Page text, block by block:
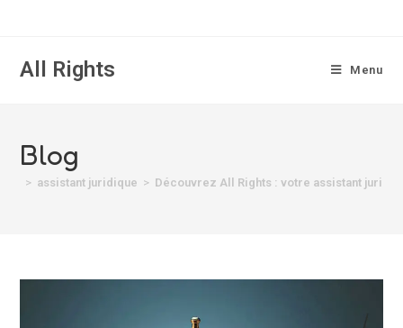
All Rights Menu
Blog
> assistant juridique > Découvrez All Rights : votre assistant